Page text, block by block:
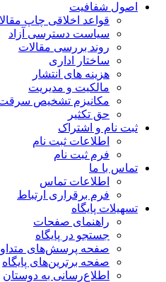
اصول شفافیت
قواعد اخلاقی چاپ
سیاست دسترسی آزاد
روند بررسی مقالات
ساختار اداری
هزینه های انتشار
مالکیت و مدیریت
مکانیزم تشخیص
حق تکثیر
ثبت نام و اشتراک
اطلاعات ثبت نام
فرم ثبت نام
تماس با ما
اطلاعات تماس
فرم برقراری ارتباط
تسهیلات پایگاه
راهنمای صفحات
جستجو در پایگاه
صفحه پرسش‌های
صفحه برترین‌های پایگاه
اطلاع‌رسانی به دوستان